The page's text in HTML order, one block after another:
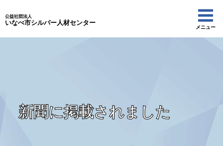
公益社団法人
いなべ市シルバー人材センター
メニュー
新聞に掲載されました